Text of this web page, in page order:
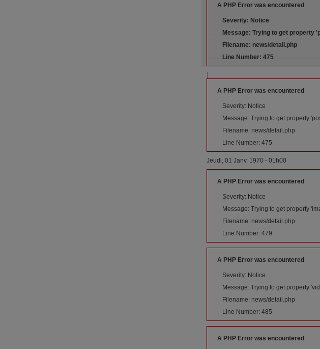
A PHP Error was encountered
Severity: Notice
Message: Trying to get property
Filename: news/detail.php
Line Number: 475
A PHP Error was encountered
Severity: Notice
Message: Trying to get property
Filename: news/detail.php
Line Number: 475
Jeudi, 01 Janv. 1970 - 01h00
A PHP Error was encountered
Severity: Notice
Message: Trying to get property
Filename: news/detail.php
Line Number: 479
A PHP Error was encountered
Severity: Notice
Message: Trying to get property
Filename: news/detail.php
Line Number: 485
A PHP Error was encountered